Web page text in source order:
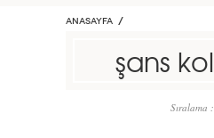
Anasayfa
şans
Sıralama :